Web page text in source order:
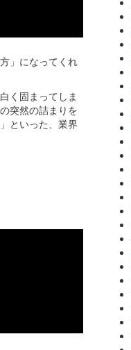
」になってくれ
く固まってしま
突然の詰まりを
といった、業界